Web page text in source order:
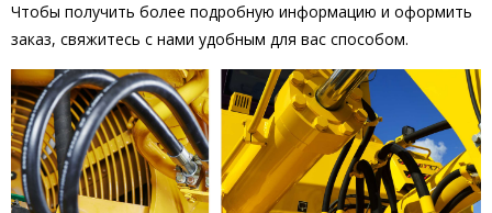
Чтобы получить более подробную информацию и оформить
заказ, свяжитесь с нами удобным для вас способом.